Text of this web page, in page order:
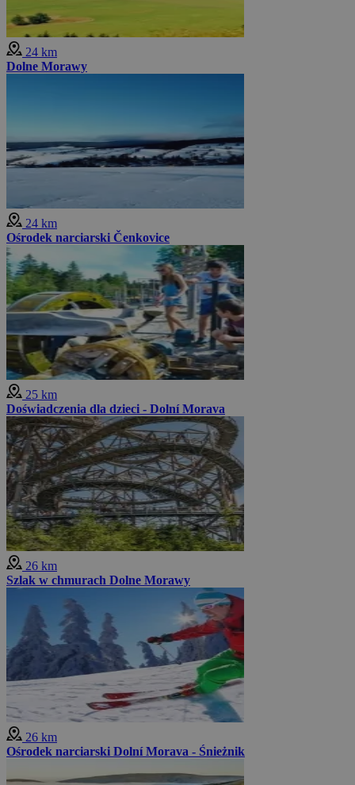
24 km
Dolne Morawy
24 km
Ośrodek narciarski Čenkovice
25 km
Doświadczenia dla dzieci - Dolní Morava
26 km
Szlak w chmurach Dolne Morawy
26 km
Ośrodek narciarski Dolní Morava - Śnieżnik